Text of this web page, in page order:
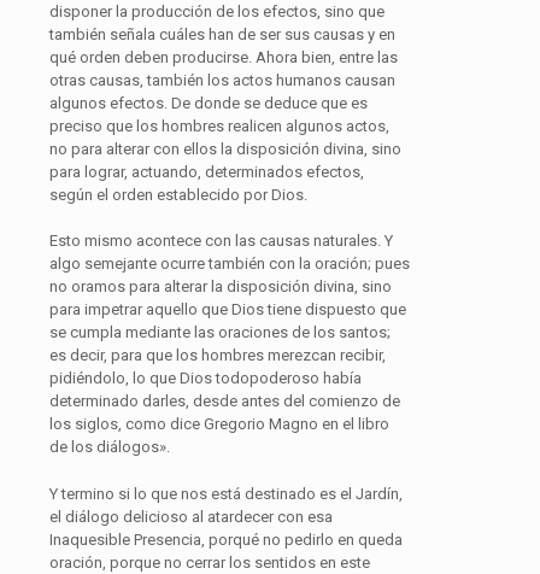
disponer la producción de los efectos, sino que
también señala cuáles han de ser sus causas y en
qué orden deben producirse. Ahora bien, entre las
otras causas, también los actos humanos causan
algunos efectos. De donde se deduce que es
preciso que los hombres realicen algunos actos,
no para alterar con ellos la disposición divina, sino
para lograr, actuando, determinados efectos,
según el orden establecido por Dios.
Esto mismo acontece con las causas naturales. Y
algo semejante ocurre también con la oración; pues
no oramos para alterar la disposición divina, sino
para impetrar aquello que Dios tiene dispuesto que
se cumpla mediante las oraciones de los santos;
es decir, para que los hombres merezcan recibir,
pidiéndolo, lo que Dios todopoderoso había
determinado darles, desde antes del comienzo de
los siglos, como dice Gregorio Magno en el libro
de los diálogos».
Y termino si lo que nos está destinado es el Jardín,
el diálogo delicioso al atardecer con esa
Inaquesible Presencia, porqué no pedirlo en queda
oración, porque no cerrar los sentidos en este